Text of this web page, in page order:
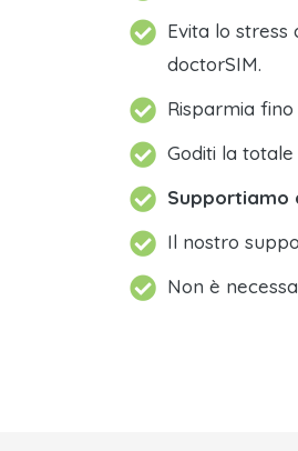
Evita lo stress
doctorSIM.
Risparmia
Goditi la
Supportiamo
Il nostro
Non è